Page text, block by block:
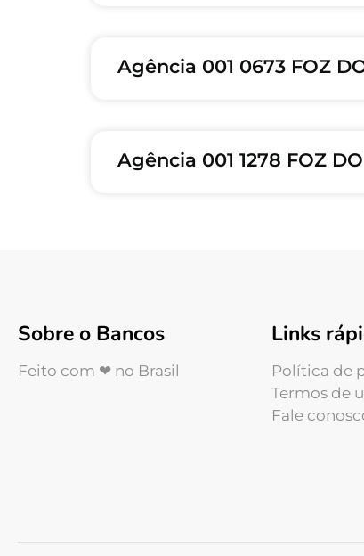
Agência 001 0673 FOZ
Agência 001 1278 FOZ
Sobre o Bancos
Feito com ❤ no Brasil
Links
Política de
Termos de
Fale